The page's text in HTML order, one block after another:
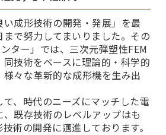
成形技術の開発・発展」を最
で努力してまいりました。その
ター」では、三次元弾塑性FEM
技術をベースに理論的・科学的
々な革新的な成形機を生み出
、時代のニーズにマッチした電
既存技術のレベルアップはも
術の開発に邁進しております。